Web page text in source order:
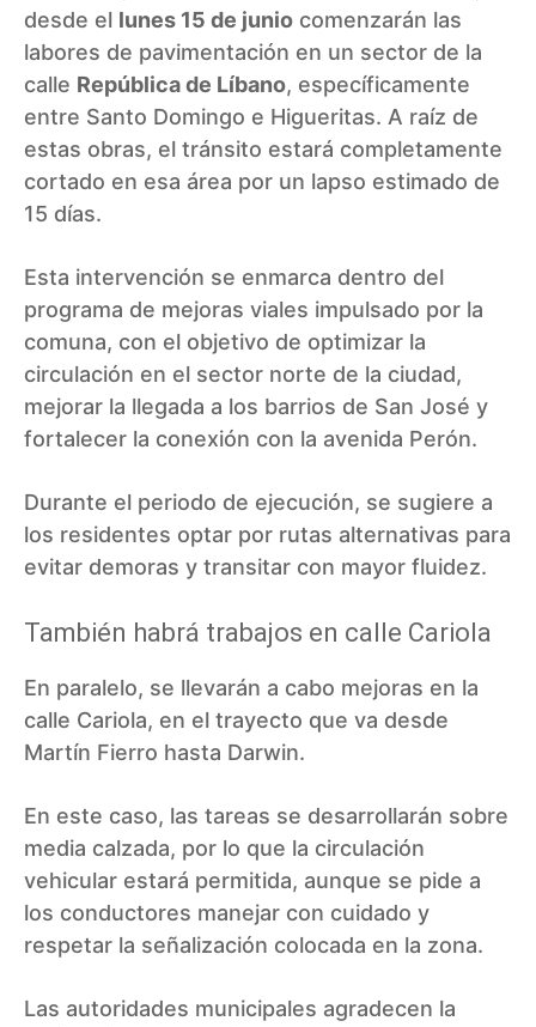
desde el lunes 15 de junio comenzarán las
labores de pavimentación en un sector de la
calle República de Líbano, específicamente
entre Santo Domingo e Higueritas. A raíz de
estas obras, el tránsito estará completamente
cortado en esa área por un lapso estimado de
15 días.
Esta intervención se enmarca dentro del
programa de mejoras viales impulsado por la
comuna, con el objetivo de optimizar la
circulación en el sector norte de la ciudad,
mejorar la llegada a los barrios de San José y
fortalecer la conexión con la avenida Perón.
Durante el periodo de ejecución, se sugiere a
los residentes optar por rutas alternativas para
evitar demoras y transitar con mayor fluidez.
También habrá trabajos en calle Cariola
En paralelo, se llevarán a cabo mejoras en la
calle Cariola, en el trayecto que va desde
Martín Fierro hasta Darwin.
En este caso, las tareas se desarrollarán sobre
media calzada, por lo que la circulación
vehicular estará permitida, aunque se pide a
los conductores manejar con cuidado y
respetar la señalización colocada en la zona.
Las autoridades municipales agradecen la